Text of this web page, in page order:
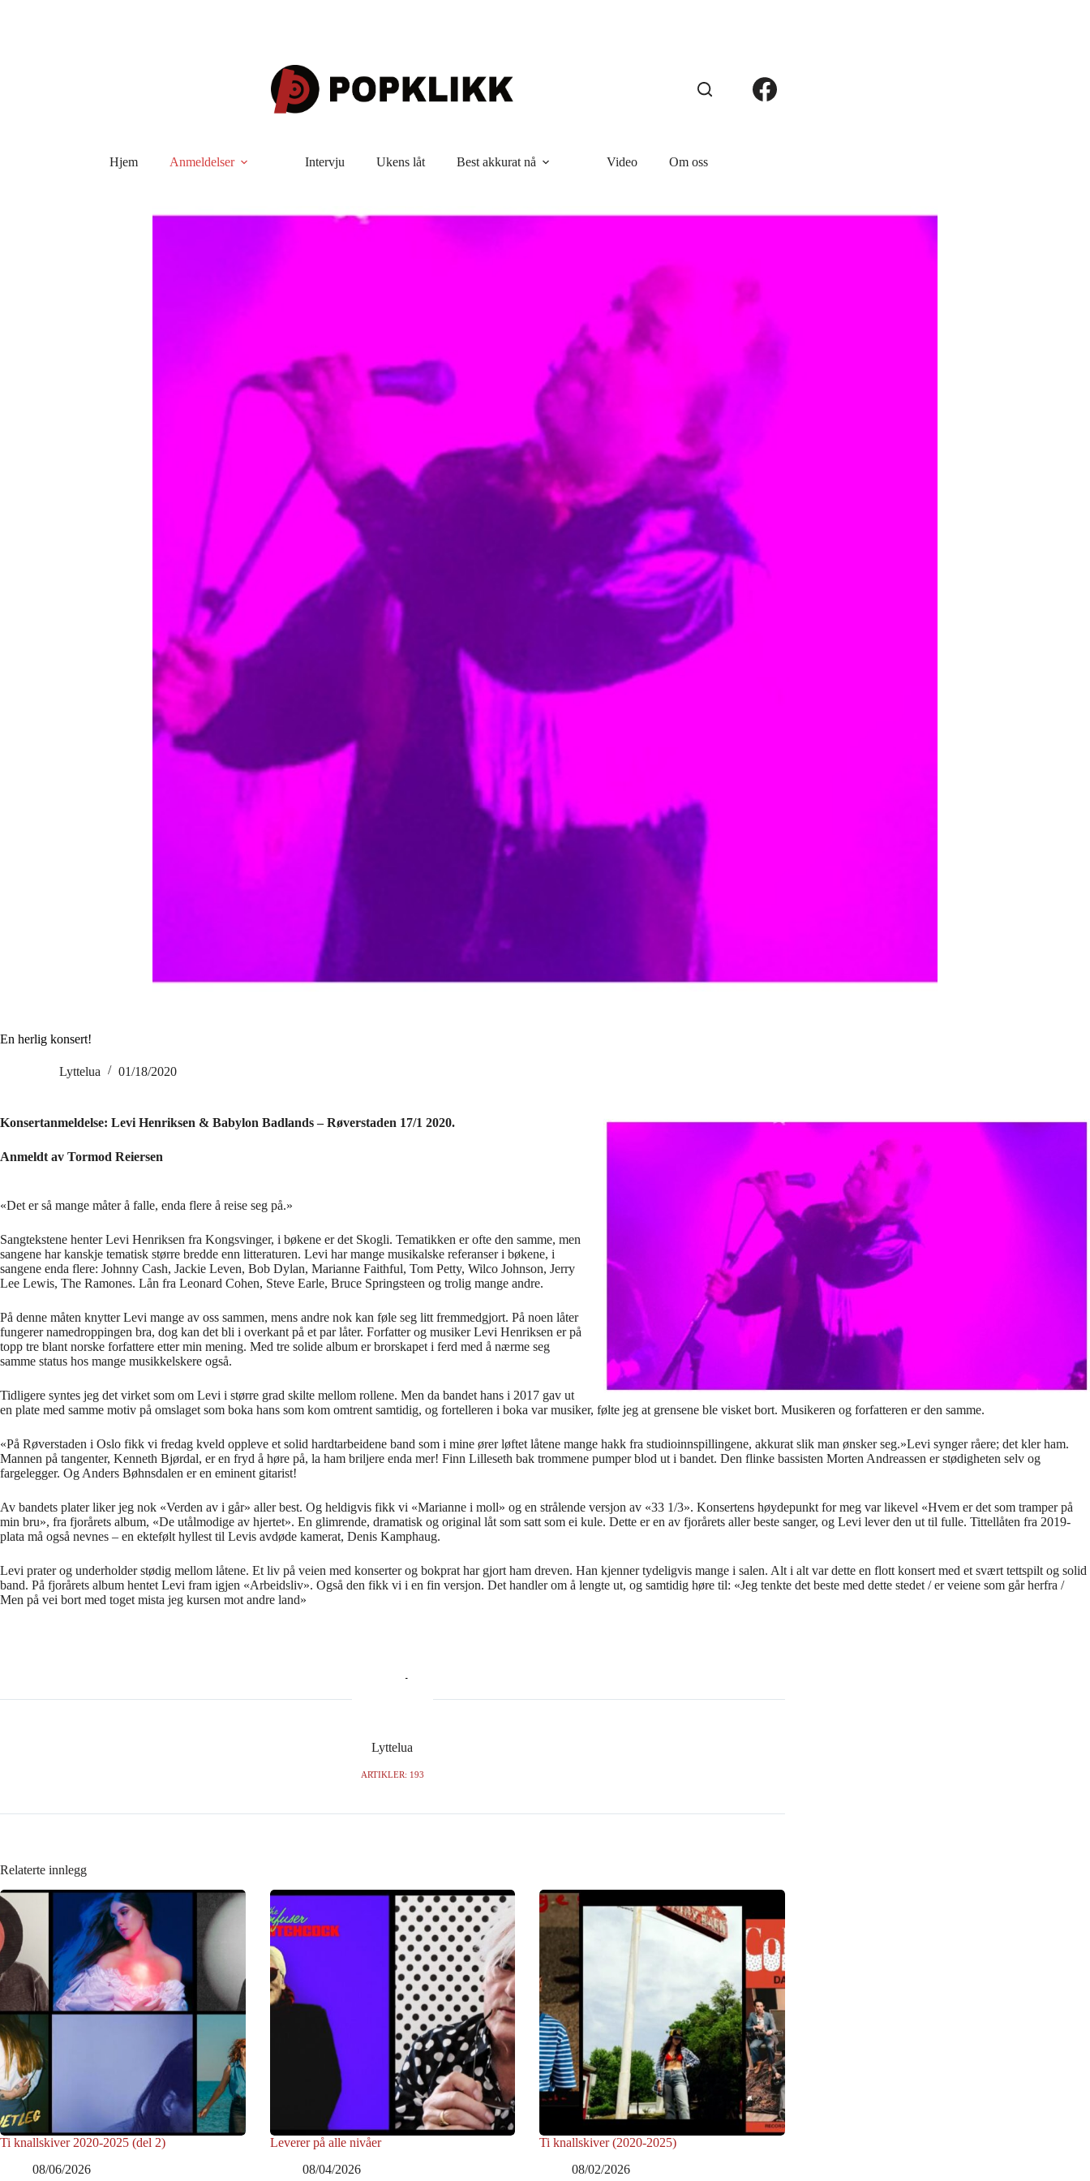
Hjem Anmeldelser Intervju Ukens låt Best akkurat nå Video Om oss
En herlig konsert!
Lyttelua 01/18/2020
Konsertanmeldelse: Levi Henriksen & Babylon Badlands – Røverstaden 17/1 2020.
Anmeldt av Tormod Reiersen
«Det er så mange måter å falle, enda flere å reise seg på.»
Sangtekstene henter Levi Henriksen fra Kongsvinger, i bøkene er det Skogli. Tematikken er ofte den samme, men
sangene har kanskje tematisk større bredde enn litteraturen. Levi har mange musikalske referanser i bøkene, i
sangene enda flere: Johnny Cash, Jackie Leven, Bob Dylan, Marianne Faithful, Tom Petty, Wilco Johnson, Jerry
Lee Lewis, The Ramones. Lån fra Leonard Cohen, Steve Earle, Bruce Springsteen og trolig mange andre.
På denne måten knytter Levi mange av oss sammen, mens andre nok kan føle seg litt fremmedgjort. På noen låter
fungerer namedroppingen bra, dog kan det bli i overkant på et par låter. Forfatter og musiker Levi Henriksen er på
topp tre blant norske forfattere etter min mening. Med tre solide album er brorskapet i ferd med å nærme seg
samme status hos mange musikkelskere også.
Tidligere syntes jeg det virket som om Levi i større grad skilte mellom rollene. Men da bandet hans i 2017 gav ut
en plate med samme motiv på omslaget som boka hans som kom omtrent samtidig, og fortelleren i boka var musiker, følte jeg at grensene ble visket bort. Musikeren og forfatteren er den samme.
«På Røverstaden i Oslo fikk vi fredag kveld oppleve et solid hardtarbeidene band som i mine ører løftet låtene mange hakk fra studioinnspillingene, akkurat slik man ønsker seg.»Levi synger råere; det kler ham.
Mannen på tangenter, Kenneth Bjørdal, er en fryd å høre på, la ham briljere enda mer! Finn Lilleseth bak trommene pumper blod ut i bandet. Den flinke bassisten Morten Andreassen er stødigheten selv og
fargelegger. Og Anders Bøhnsdalen er en eminent gitarist!
Av bandets plater liker jeg nok «Verden av i går» aller best. Og heldigvis fikk vi «Marianne i moll» og en strålende versjon av «33 1/3». Konsertens høydepunkt for meg var likevel «Hvem er det som tramper på
min bru», fra fjorårets album, «De utålmodige av hjertet». En glimrende, dramatisk og original låt som satt som ei kule. Dette er en av fjorårets aller beste sanger, og Levi lever den ut til fulle. Tittellåten fra 2019-
plata må også nevnes – en ektefølt hyllest til Levis avdøde kamerat, Denis Kamphaug.
Levi prater og underholder stødig mellom låtene. Et liv på veien med konserter og bokprat har gjort ham dreven. Han kjenner tydeligvis mange i salen. Alt i alt var dette en flott konsert med et svært tettspilt og solid
band. På fjorårets album hentet Levi fram igjen «Arbeidsliv». Også den fikk vi i en fin versjon. Det handler om å lengte ut, og samtidig høre til: «Jeg tenkte det beste med dette stedet / er veiene som går herfra /
Men på vei bort med toget mista jeg kursen mot andre land»
Lyttelua
ARTIKLER: 193
Relaterte innlegg
Ti knallskiver 2020-2025 (del 2)
08/06/2026
Leverer på alle nivåer
08/04/2026
Ti knallskiver (2020-2025)
08/02/2026